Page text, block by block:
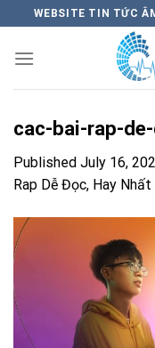
content
WEBSITE TIN TỨC
cac-bai-rap-
Published July 16,
Rap Dễ Đọc, Hay